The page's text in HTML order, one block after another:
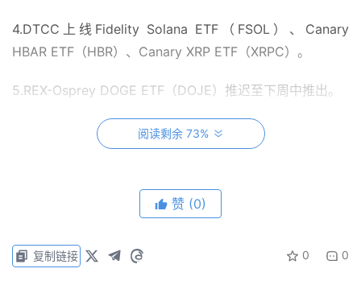
4.DTCC上线Fidelity Solana ETF（FSOL）、Canary
HBAR ETF（HBR）、Canary XRP ETF（XRPC）。
5.REX-Osprey DOGE ETF（DOJE）推迟至下周中推出。
6.蚂蚁数科与朗新科技共同宣布成立”蚂蚁链信”。
比特币连涨两天，走势强劲，中期目标117000-119000。技
强压是在117500附近，自己留意一下。
阅读剩余 73%
赞 (0)
0 0
复制链接